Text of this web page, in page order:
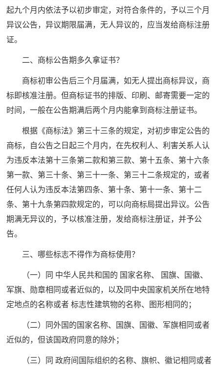
起九个月内依法予以初步审定，对符合条件的，予以三个月
异议公告，异议期限届满，无人异议的，应当发给商标注册
证。
二、商标公告期多久拿证书？
商标初审公告后三个月届满，如无人提出商标异议，商
标即核准注册。但商标证书的排版、印刷、邮寄需要一定的
时间，一般在公告期满后两个月内能拿到商标注册证书。
根据《商标法》第三十三条的规定，对初步审定公告的
商标，自公告之日起三个月内，在先权利人、利害关系人认
为违反本法第十三条第二款和第三款、第十五条、第十六条
第一款、第三十条、第三十一条、第三十二条规定的，或者
任何人认为违反本法第四条、第十条、第十一条、第十二
条、第十九条第四款规定的，可以向商标局提出异议。公告
期满无异议的，予以核准注册，发给商标注册证，并予公
告。
三、哪些标志不得作为商标使用？
（一）同 中华人民共和国的 国家名称、 国旗、国徽、
军旗、勋章相同或者近似的，以及同中央国家机关所在地特
定地点的名称或者 标志性建筑物的名称、图形相同的；
（二）同外国的国家名称、国旗、国徽、军旗相同或者
近似的，但该国政府同意的除外；
（三）同 政府间国际组织的名称、旗帜、徽记相同或者